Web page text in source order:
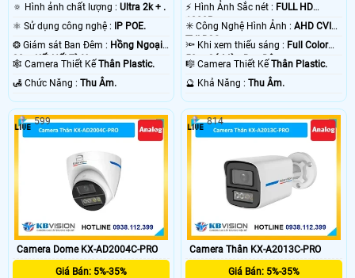
🔅 Hình ảnh chất lượng : Ultra 2k + .
⚛️ Sử dụng công nghệ : IP POE.
❂ Giám sát Ban Đêm : Hồng Ngoại
30m Kết Nối Từ Xa.
🕸️ Camera Thiết KếThân Plastic.
️🛃 Chức Năng : Thu Âm.
️⚡ Hình Ảnh Sắc nét : FULL HD
1080P .
✳️ Công Nghệ Hình Ảnh :AHD CVI
TVI BCS.
🔦 Khi xem thiếu sáng : Full Color
50m Có Màu Ban Ðêm.
🎼️ Camera Thiết KếThân Plastic.
️🔮 Khả Năng :Thu Âm.
Camera Dome KX-AD2004C-PRO
Giá Bán: 5%-35%
599
Camera Thân KX-A2013C-PRO
Giá Bán: 5%-35%
814